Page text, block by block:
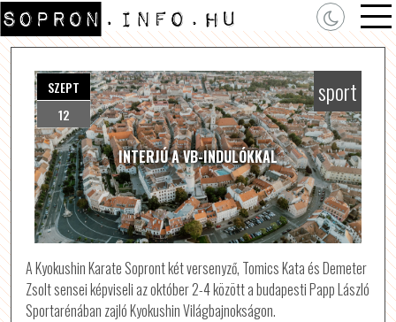
INTERJÚ A VB-INDULÓKKAL
SZEPT
12
sport
A Kyokushin Karate Sopront két versenyző, Tomics Kata és Demeter
Zsolt sensei képviseli az október 2-4 között a budapesti Papp László
Sportarénában zajló Kyokushin Világbajnokságon.